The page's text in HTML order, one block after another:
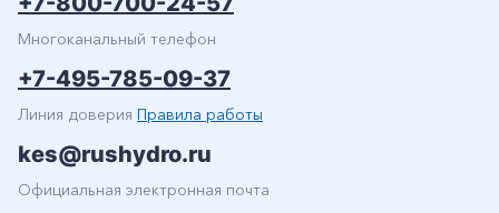
Многоканальный телефон
+7-495-785-09-37
Линия доверия Правила работы
kes@rushydro.ru
Официальная электронная почта